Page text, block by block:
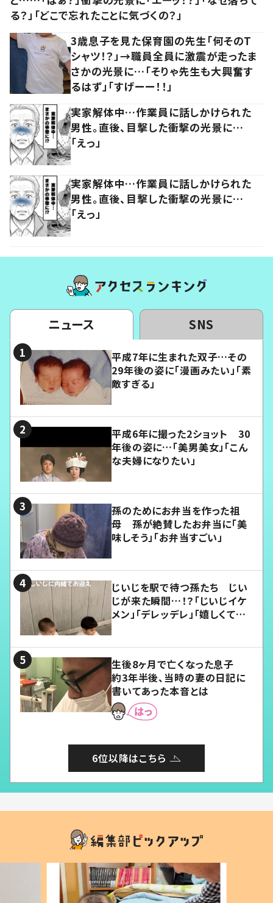
る？」「どこで忘れたことに気づくの？」
3歳息子を見た保育園の先生「何そのT
シャツ！？」→職員全員に激震が走ったま
さかの光景に…「そりゃ先生も大興奮す
るはず」「すげーー！！」
実家解体中…作業員に話しかけられた
男性。直後、目撃した衝撃の光景に…
「えっ」
実家解体中…作業員に話しかけられた
男性。直後、目撃した衝撃の光景に…
「えっ」
ニュース SNS
平成7年に生まれた双子…その
29年後の姿に「漫画みたい」「素
敵すぎる」
平成6年に撮った2ショット 30
年後の姿に…「美男美女」「こん
な夫婦になりたい」
孫のためにお弁当を作った祖
母 孫が絶賛したお弁当に「美
味しそう」「お弁当すごい」
じいじを駅で待つ孫たち じい
じが来た瞬間…！？「じいじイケ
メン」「デレッデレ」「嬉しくて可
生後8ヶ月で亡くなった息子
約3年半後、当時の妻の日記に
書いてあった本音とは
6位以降はこちら